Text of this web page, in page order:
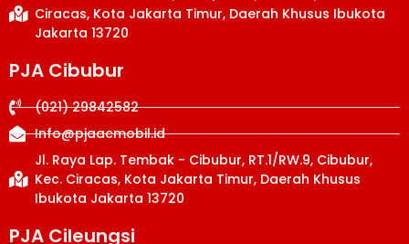
Ciracas, Kota Jakarta Timur, Daerah Khusus Ibukota
Jakarta 13720
PJA Cibubur
(021) 29842582
Info@pjaacmobil.id
Jl. Raya Lap. Tembak - Cibubur, RT.1/RW.9, Cibubur,
Kec. Ciracas, Kota Jakarta Timur, Daerah Khusus
Ibukota Jakarta 13720
PJA Cileungsi